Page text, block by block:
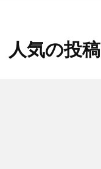
人気の投稿